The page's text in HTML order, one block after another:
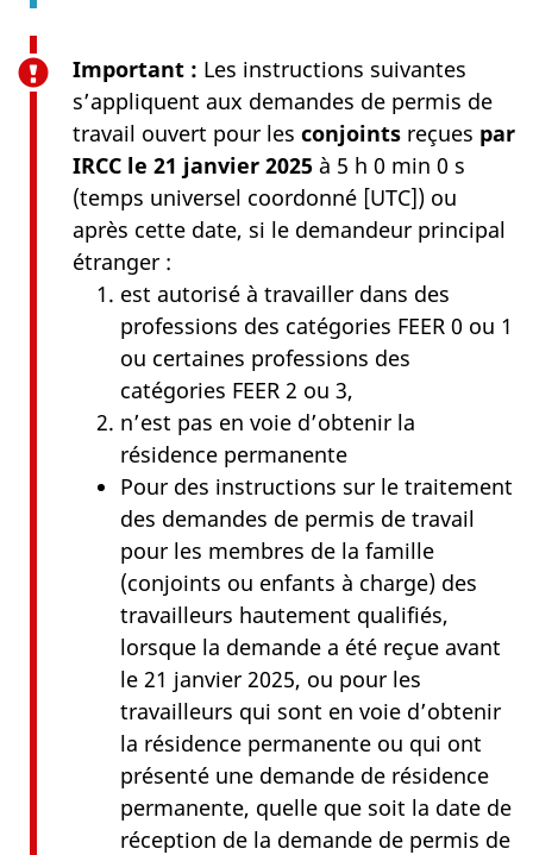
Important : Les instructions suivantes
s’appliquent aux demandes de permis de
travail ouvert pour les conjoints reçues par
IRCC le 21 janvier 2025 à 5 h 0 min 0 s
(temps universel coordonné [UTC]) ou
après cette date, si le demandeur principal
étranger :
est autorisé à travailler dans des
professions des catégories FEER 0 ou 1
ou certaines professions des
catégories FEER 2 ou 3,
n’est pas en voie d’obtenir la
résidence permanente
Pour des instructions sur le traitement
des demandes de permis de travail
pour les membres de la famille
(conjoints ou enfants à charge) des
travailleurs hautement qualifiés,
lorsque la demande a été reçue avant
le 21 janvier 2025, ou pour les
travailleurs qui sont en voie d’obtenir
la résidence permanente ou qui ont
présenté une demande de résidence
permanente, quelle que soit la date de
réception de la demande de permis de